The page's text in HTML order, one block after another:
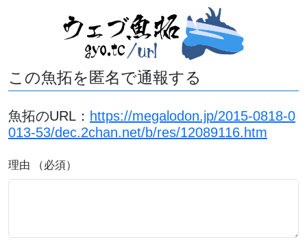
この魚拓を匿名で通報する
魚拓のURL： https://megalodon.jp/2015-0818-0
013-53/dec.2chan.net/b/res/12089116.htm
理由 （必須）